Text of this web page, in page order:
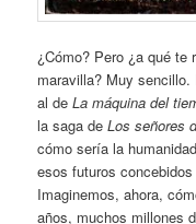
¿Cómo? Pero ¿a qué te
maravilla? Muy
al deLa máquina del
la saga deLos señores
cómo sería la
esos futuros
Imaginemos, ahora,
años, muchos millones